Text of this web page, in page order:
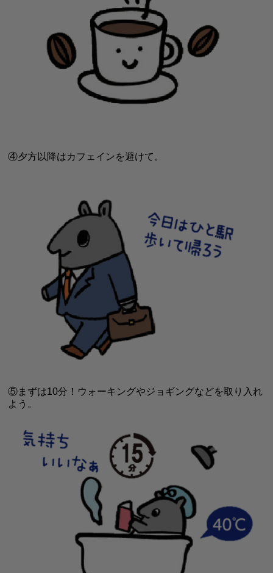
④夕方以降はカフェインを避けて。
⑤まずは10分！ ウォーキングやジョギングなどを取り入れ
よう。